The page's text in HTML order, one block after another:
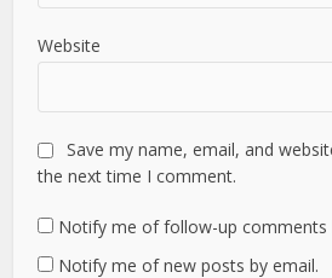
Website
Save my name, email, and
the next time I comment.
Notify me of follow-up comments
Notify me of new posts by email.